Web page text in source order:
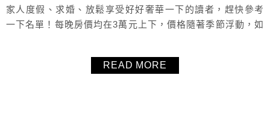
家人度假、求婚、放鬆享受好好奢華一下的讀者，趕快參考
一下名單！每晚房價均在3萬元上下，價格隨著季節浮動，如
READ MORE